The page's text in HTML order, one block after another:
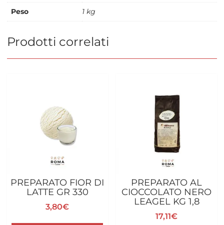
Peso 1 kg
Prodotti correlati
PREPARATO FIOR DI
LATTE GR 330
3,80€
PREPARATO AL
CIOCCOLATO NERO
LEAGEL KG 1,8
17,11€